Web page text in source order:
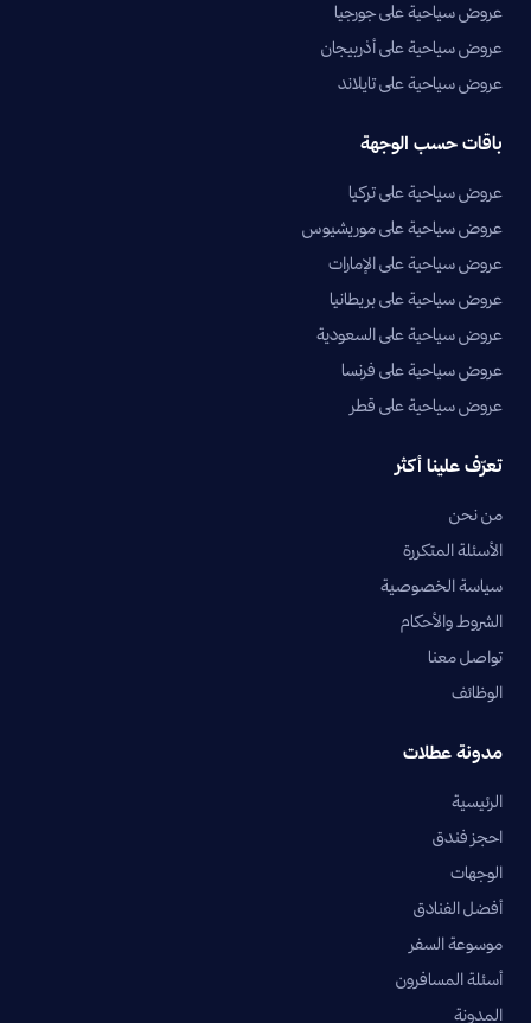
عروض سياحية على جورجيا
عروض سياحية على أذربيجان
عروض سياحية على تايلاند
باقات حسب الوجهة
عروض سياحية على تركيا
عروض سياحية على موريشيوس
عروض سياحية على الإمارات
عروض سياحية على بريطانيا
عروض سياحية على السعودية
عروض سياحية على فرنسا
عروض سياحية على قطر
تعرّف علينا أكثر
من نحن
الأسئلة المتكررة
سياسة الخصوصية
الشروط والأحكام
تواصل معنا
الوظائف
مدونة عطلات
الرئيسية
احجز فندق
الوجهات
أفضل الفنادق
موسوعة السفر
أسئلة المسافرون
المدونة